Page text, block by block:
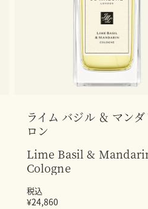
ライム バジル ＆ マン
ロン
Lime Basil &
Cologne
税込
¥24,860